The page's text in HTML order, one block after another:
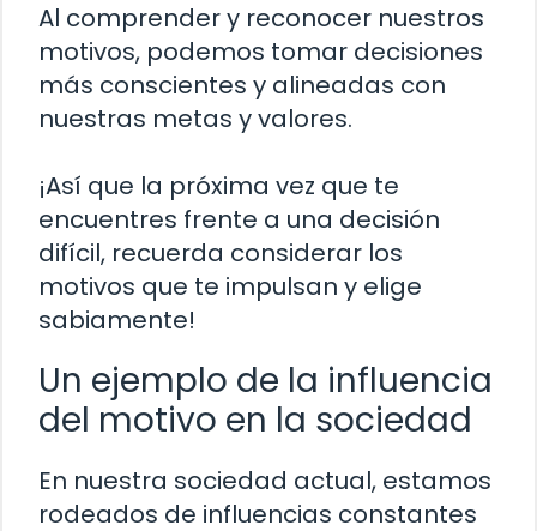
Al comprender y reconocer nuestros
motivos, podemos tomar decisiones
más conscientes y alineadas con
nuestras metas y valores.
¡Así que la próxima vez que te
encuentres frente a una decisión
difícil, recuerda considerar los
motivos que te impulsan y elige
sabiamente!
Un ejemplo de la influencia
del motivo en la sociedad
En nuestra sociedad actual, estamos
rodeados de influencias constantes